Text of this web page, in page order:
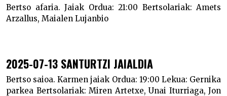
Bertso afaria. Jaiak Ordua: 21:00 Bertsolariak: Amets
Arzallus, Maialen Lujanbio
2025-07-13 SANTURTZI JAIALDIA
Bertso saioa. Karmen jaiak Ordua: 19:00 Lekua: Gernika
parkea Bertsolariak: Miren Artetxe, Unai Iturriaga, Jon